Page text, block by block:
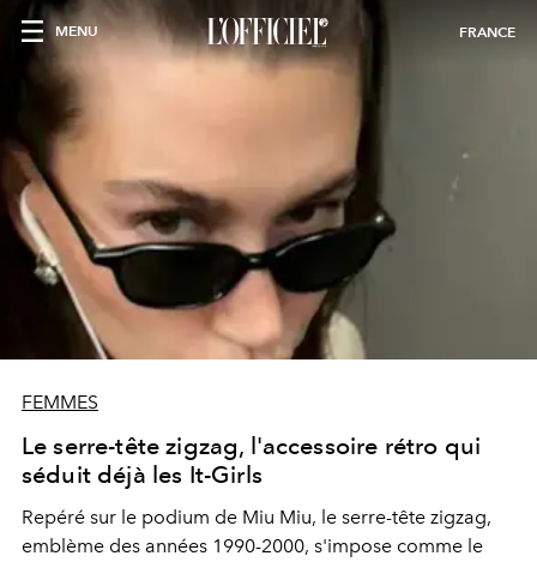
MENU FRANCE
FEMMES
Le serre-tête zigzag, l'accessoire rétro qui
séduit déjà les It-Girls
Repéré sur le podium de Miu Miu, le serre-tête zigzag,
emblème des années 1990-2000, s'impose comme le